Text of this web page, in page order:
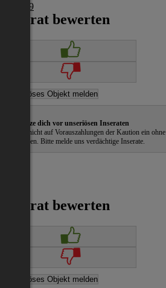
€ 1.849
Inserat bewerten
Schütze dich vor unseriösen Inseraten
Gehe nicht auf Vorauszahlungen der Kaution ein
zu haben. Bitte melde uns verdächtige Inserate.
Inserat bewerten